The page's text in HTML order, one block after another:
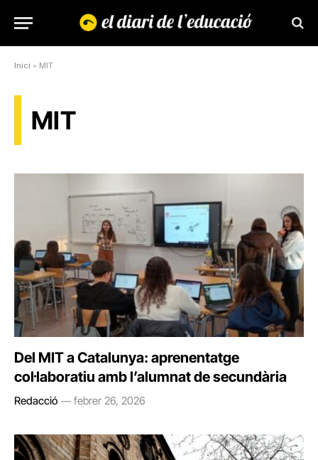
Inici » MIT
MIT
Del MIT a Catalunya: aprenentatge
col·laboratiu amb l’alumnat de secundària
Redacció febrer 26, 2026